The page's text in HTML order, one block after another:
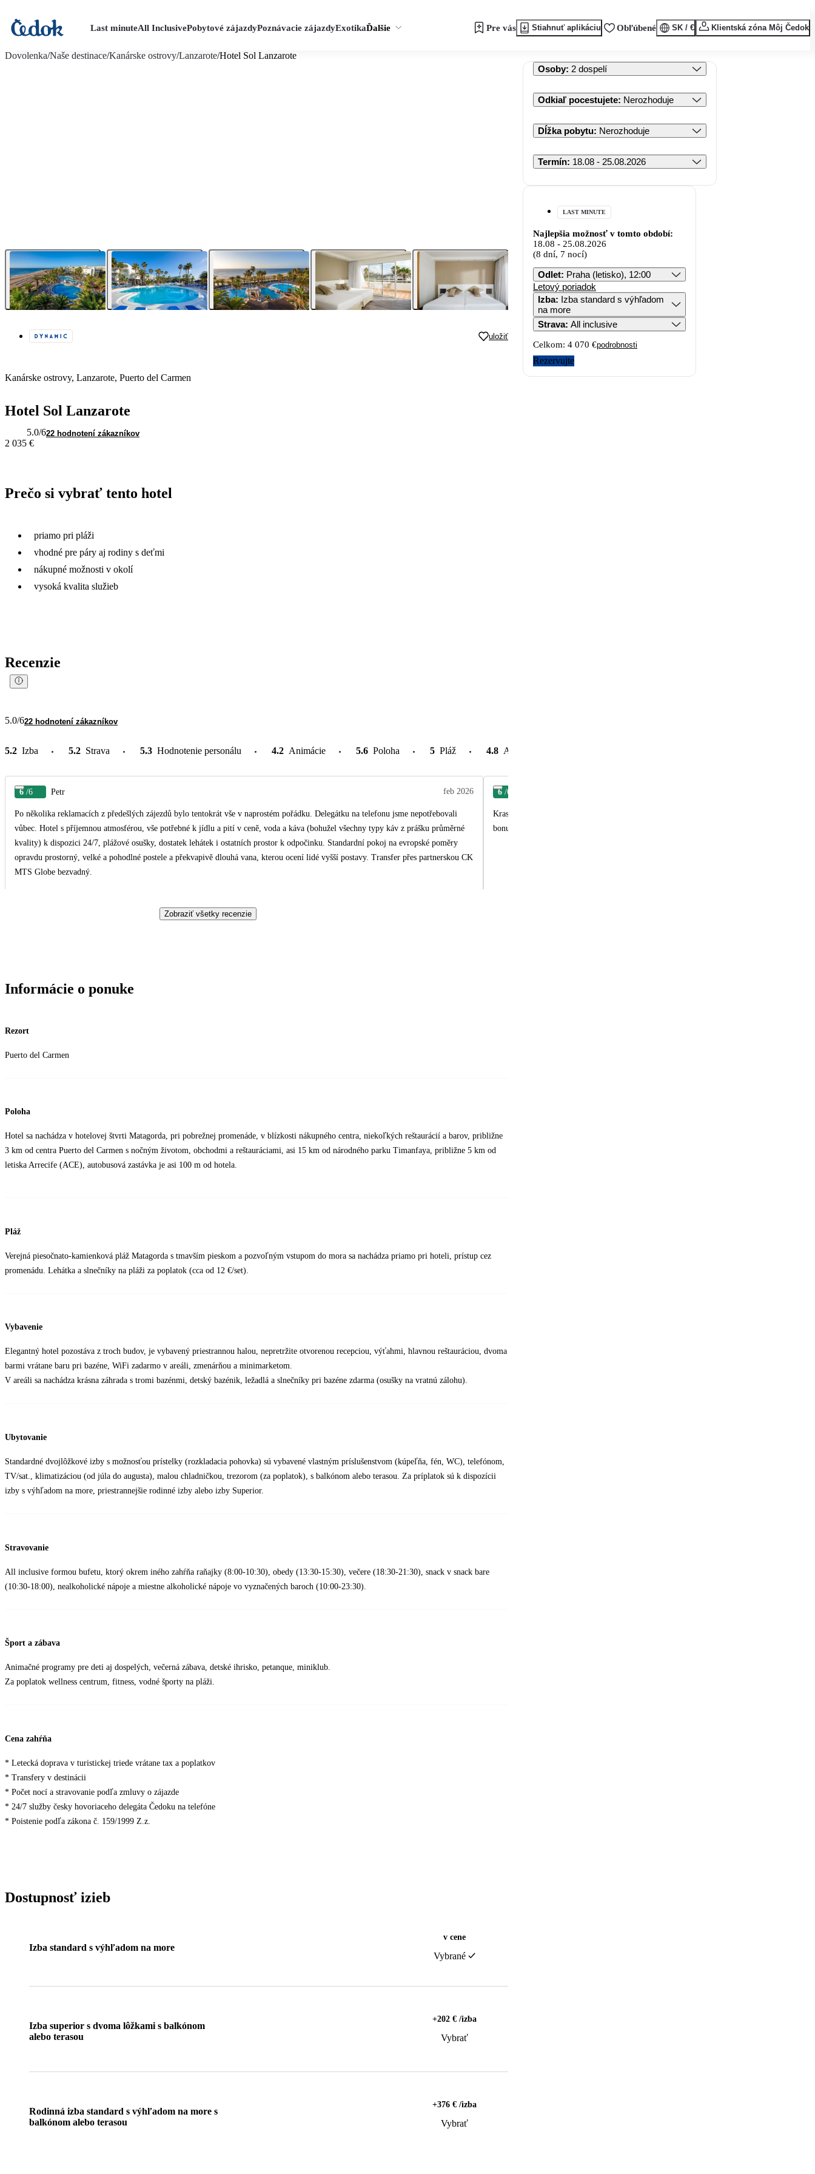
Last minuteAll InclusivePobytové zájazdyPoznávacie zájazdyExotikaĎalšie Pre vás Stiahnuť aplikáciu Obľúbené SK / € Klientská zóna Môj Čedok
Dovolenka/Naše destinace/Kanárske ostrovy/Lanzarote/Hotel Sol Lanzarote
uložiť
Kanárske ostrovy, Lanzarote, Puerto del Carmen
Hotel Sol Lanzarote
5.0/622 hodnotení zákazníkov
2 035 €
Prečo si vybrať tento hotel
priamo pri pláži
vhodné pre páry aj rodiny s deťmi
nákupné možnosti v okolí
vysoká kvalita služieb
Recenzie
5.0/622 hodnotení zákazníkov
5.2 Izba 5.2 Strava 5.3 Hodnotenie personálu 4.2 Animácie 5.6 Poloha 5 Pláž 4.8 Atrakcie v okolí
6 /6 Petr feb 2026
Po několika reklamacích z předešlých zájezdů bylo tentokrát vše v naprostém pořádku. Delegátku na telefonu jsme nepotřebovali
vůbec. Hotel s příjemnou atmosférou, vše potřebné k jídlu a pití v ceně, voda a káva (bohužel všechny typy káv z prášku průměrné
kvality) k dispozici 24/7, plážové osušky, dostatek lehátek i ostatních prostor k odpočinku. Standardní pokoj na evropské poměry
opravdu prostorný, velké a pohodlné postele a překvapivě dlouhá vana, kterou ocení lidé vyšší postavy. Transfer přes partnerskou CK
MTS Globe bezvadný.
6 /6
Krasne položeny hotel v klidné části přímo u promenády, možnost chodit po pláži na jednu i
bonus mít možnost pozorovat přílety letadel přímo nad hlavami z plaze.Jidlo pestré a chutné
Zobraziť všetky recenzie
Informácie o ponuke
Rezort
Puerto del Carmen
Poloha
Hotel sa nachádza v hotelovej štvrti Matagorda, pri pobrežnej promenáde, v blízkosti nákupného centra, niekoľkých reštaurácií a barov, približne
3 km od centra Puerto del Carmen s nočným životom, obchodmi a reštauráciami, asi 15 km od národného parku Timanfaya, približne 5 km od
letiska Arrecife (ACE), autobusová zastávka je asi 100 m od hotela.
Pláž
Verejná piesočnato-kamienková pláž Matagorda s tmavším pieskom a pozvoľným vstupom do mora sa nachádza priamo pri hoteli, prístup cez
promenádu. Lehátka a slnečníky na pláži za poplatok (cca od 12 €/set).
Vybavenie
Elegantný hotel pozostáva z troch budov, je vybavený priestrannou halou, nepretržite otvorenou recepciou, výťahmi, hlavnou reštauráciou, dvoma
barmi vrátane baru pri bazéne, WiFi zadarmo v areáli, zmenárňou a minimarketom.
V areáli sa nachádza krásna záhrada s tromi bazénmi, detský bazénik, ležadlá a slnečníky pri bazéne zdarma (osušky na vratnú zálohu).
Ubytovanie
Standardné dvojlôžkové izby s možnosťou prístelky (rozkladacia pohovka) sú vybavené vlastným príslušenstvom (kúpeľňa, fén, WC), telefónom,
TV/sat., klimatizáciou (od júla do augusta), malou chladničkou, trezorom (za poplatok), s balkónom alebo terasou. Za príplatok sú k dispozícii
izby s výhľadom na more, priestrannejšie rodinné izby alebo izby Superior.
Stravovanie
All inclusive formou bufetu, ktorý okrem iného zahŕňa raňajky (8:00-10:30), obedy (13:30-15:30), večere (18:30-21:30), snack v snack bare
(10:30-18:00), nealkoholické nápoje a miestne alkoholické nápoje vo vyznačených baroch (10:00-23:30).
Šport a zábava
Animačné programy pre deti aj dospelých, večerná zábava, detské ihrisko, petanque, miniklub.
Za poplatok wellness centrum, fitness, vodné športy na pláži.
Cena zahŕňa
* Letecká doprava v turistickej triede vrátane tax a poplatkov
* Transfery v destinácii
* Počet nocí a stravovanie podľa zmluvy o zájazde
* 24/7 služby česky hovoriaceho delegáta Čedoku na telefóne
* Poistenie podľa zákona č. 159/1999 Z.z.
Dostupnosť izieb
Izba standard s výhľadom na more
v cene
Vybrané
Izba superior s dvoma lôžkami s balkónom
alebo terasou
+202 € /izba
Vybrať
Rodinná izba standard s výhľadom na more s
balkónom alebo terasou
+376 € /izba
Vybrať
Osoby: 2 dospelí
Odkiaľ pocestujete: Nerozhoduje
Dĺžka pobytu: Nerozhoduje
Termín: 18.08 - 25.08.2026
LAST MINUTE
Najlepšia možnosť v tomto období:
18.08 - 25.08.2026
(8 dní, 7 nocí)
Odlet: Praha (letisko), 12:00
Letový poriadok
Izba: Izba standard s výhľadom
na more
Strava: All inclusive
Celkom: 4 070 €podrobnosti
Rezervujte